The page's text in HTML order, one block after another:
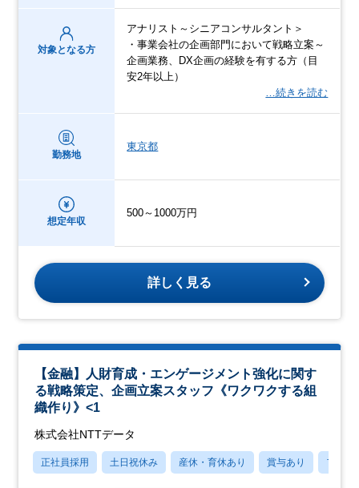
対象となる方
アナリスト～シニアコンサルタント＞
・事業会社の企画部門において戦略立案～
企画業務、DX企画の経験を有する方（目
安2年以上）
…続きを読む
勤務地
東京都
想定年収
500～1000万円
詳しく見る
【金融】人財育成・エンゲージメント強化に関す
る戦略策定、企画立案スタッフ《ワクワクする組
織作り》<1
株式会社NTTデータ
正社員採用 土日祝休み 産休・育休あり 賞与あり フレッ